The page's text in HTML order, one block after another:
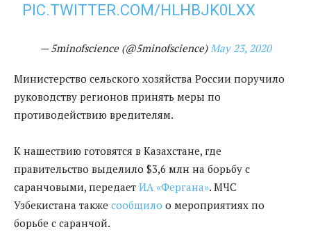
PIC.TWITTER.COM/HLHBJK0LXX
— 5minofscience (@5minofscience) May 23, 2020
Министерство сельского хозяйства России поручило
руководству регионов принять меры по
противодействию вредителям.
К нашествию готовятся в Казахстане, где
правительство выделило $3,6 млн на борьбу с
саранчовыми, передает ИА «Фергана». МЧС
Узбекистана также сообщило о мероприятиях по
борьбе с саранчой.